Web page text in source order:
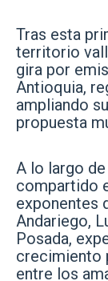
Tras esta
territorio
gira por
Antioquia,
ampliando
propuesta
A lo largo
compartido
exponentes
Andariego,
Posada,
crecimiento
entre los